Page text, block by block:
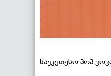
საუკეთესო პოპ